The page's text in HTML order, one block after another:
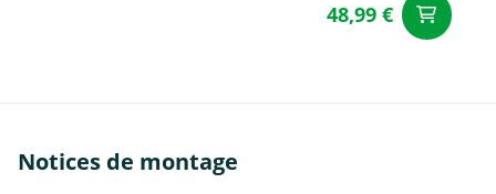
48,99 €
Notices de montage